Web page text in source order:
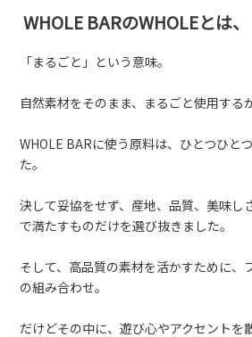
​ WHOLE BARの​WHOLEとは、
​「まる​ごと」と​いう​意味。​
自然素材を​そのまま、​まる​ごと​使用する
WHOLE BARに​使う​原料は、​ひとつ​ひと
た。​
決して妥協をせず、産地、​品質、​美味し
で​満たすものだけを​選び​抜きました。​
そして、​高品質の​素材を​活か​すために、​
の​組み合わせ。​
だけど​その​中に、​遊び心や​アクセントを​